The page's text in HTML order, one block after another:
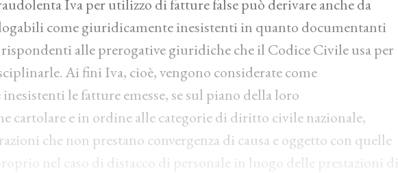
Iva per utilizzo di fatture false può derivare anche da
come giuridicamente inesistenti in quanto documentanti
alle prerogative giuridiche che il Codice Civile usa per
Ai fini Iva, cioè, vengono considerate come
le fatture emesse, se sul piano della loro
cartolare e in ordine alle categorie di diritto civile nazionale,
che non prestano convergenza di causa e oggetto con quelle
nel caso di distacco di personale in luogo delle prestazioni di